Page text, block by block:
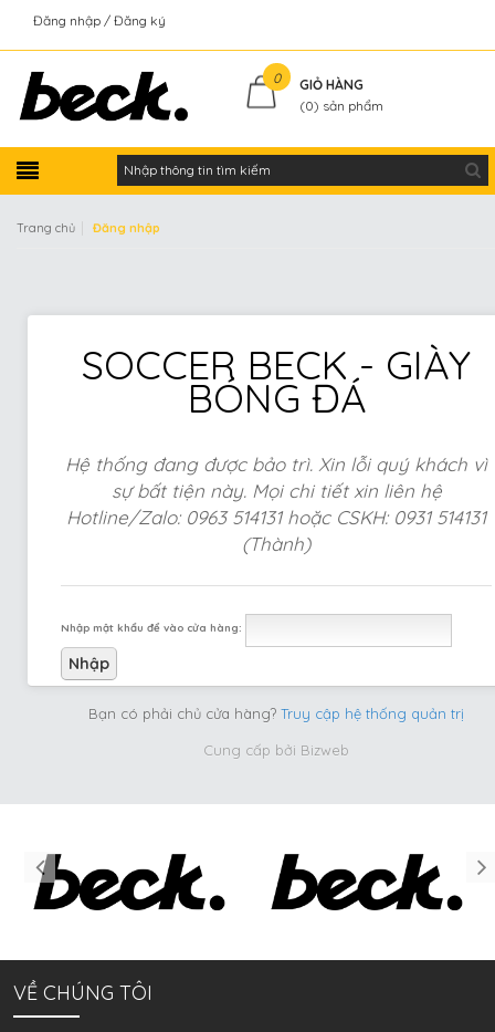
Đăng nhập Đăng ký
0
GIỎ HÀNG
(0) sản phẩm
Trang chủ Đăng nhập
SOCCER BECK - GIÀY
BÓNG ĐÁ
Hệ thống đang được bảo trì. Xin lỗi quý khách vì
sự bất tiện này. Mọi chi tiết xin liên hệ
Hotline/Zalo: 0963 514131 hoặc CSKH: 0931 514131
(Thành)
Nhập mật khẩu để vào cửa hàng:
Bạn có phải chủ cửa hàng? Truy cập hệ thống quản trị
Cung cấp bởi Bizweb
VỀ CHÚNG TÔI